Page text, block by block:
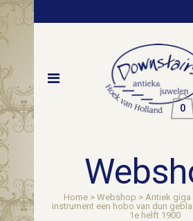
0
Home > Webshop > Antiek
instrument een hobo van dun
1e helft 1900